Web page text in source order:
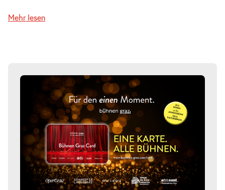
Mehr lesen